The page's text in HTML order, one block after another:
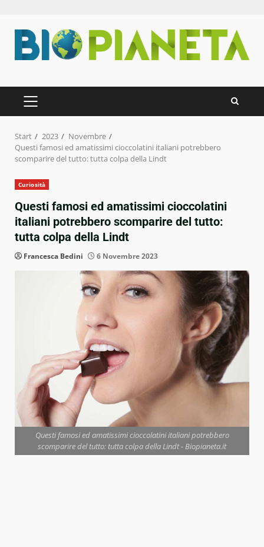
Inhalt
springen
PRIMÄRES
MENÜ
Start 2023
Novembre
Questi famosi ed amatissimi cioccolatini italiani potrebbero
scomparire del tutto: tutta colpa della Lindt
Curiosità
Questi famosi ed amatissimi cioccolatini
italiani potrebbero scomparire del tutto:
tutta colpa della Lindt
Francesca Bedini 6 Novembre 2023
Questi famosi ed amatissimi cioccolatini italiani potrebbero
scomparire del tutto: tutta colpa della Lindt - Biopianeta.it